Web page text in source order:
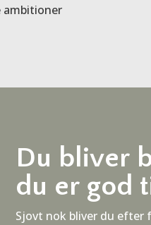
ambitioner
Du bliver
du er god
Sjovt nok bliver du